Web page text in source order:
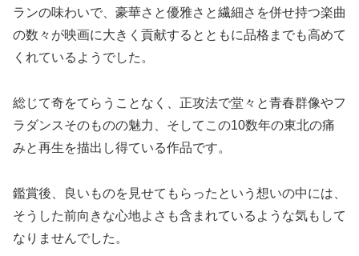
ランの味わいで、豪華さと優雅さと繊細さを併せ持つ楽曲
の数々が映画に大きく貢献するとともに品格までも高めて
くれているようでした。
総じて奇をてらうことなく、正攻法で堂々と青春群像やフ
ラダンスそのものの魅力、そしてこの10数年の東北の痛
みと再生を描出し得ている作品です。
鑑賞後、良いものを見せてもらったという想いの中には、
そうした前向きな心地よさも含まれているような気もして
なりませんでした。